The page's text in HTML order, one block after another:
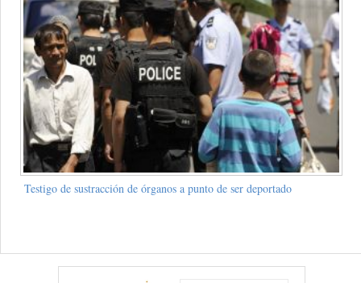
Testigo de sustracción de órganos a punto de ser deportado